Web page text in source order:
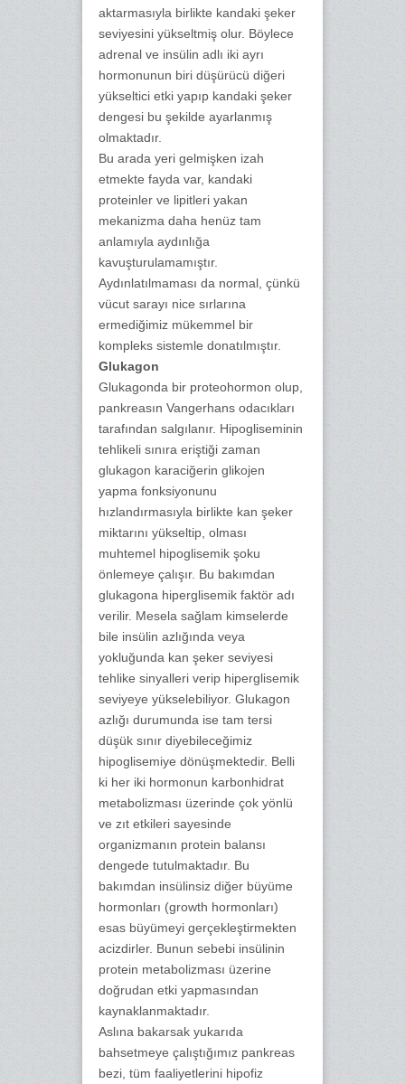
aktarmasıyla birlikte kandaki şeker
seviyesini yükseltmiş olur. Böylece
adrenal ve insülin adlı iki ayrı
hormonunun biri düşürücü diğeri
yükseltici etki yapıp kandaki şeker
dengesi bu şekilde ayarlanmış
olmaktadır.
Bu arada yeri gelmişken izah
etmekte fayda var, kandaki
proteinler ve lipitleri yakan
mekanizma daha henüz tam
anlamıyla aydınlığa
kavuşturulamamıştır.
Aydınlatılmaması da normal, çünkü
vücut sarayı nice sırlarına
ermediğimiz mükemmel bir
kompleks sistemle donatılmıştır.
Glukagon
Glukagonda bir proteohormon olup,
pankreasın Vangerhans odacıkları
tarafından salgılanır. Hipogliseminin
tehlikeli sınıra eriştiği zaman
glukagon karaciğerin glikojen
yapma fonksiyonunu
hızlandırmasıyla birlikte kan şeker
miktarını yükseltip, olması
muhtemel hipoglisemik şoku
önlemeye çalışır. Bu bakımdan
glukagona hiperglisemik faktör adı
verilir. Mesela sağlam kimselerde
bile insülin azlığında veya
yokluğunda kan şeker seviyesi
tehlike sinyalleri verip hiperglisemik
seviyeye yükselebiliyor. Glukagon
azlığı durumunda ise tam tersi
düşük sınır diyebileceğimiz
hipoglisemiye dönüşmektedir. Belli
ki her iki hormonun karbonhidrat
metabolizması üzerinde çok yönlü
ve zıt etkileri sayesinde
organizmanın protein balansı
dengede tutulmaktadır. Bu
bakımdan insülinsiz diğer büyüme
hormonları (growth hormonları)
esas büyümeyi gerçekleştirmekten
acizdirler. Bunun sebebi insülinin
protein metabolizması üzerine
doğrudan etki yapmasından
kaynaklanmaktadır.
Aslına bakarsak yukarıda
bahsetmeye çalıştığımız pankreas
bezi, tüm faaliyetlerini hipofiz